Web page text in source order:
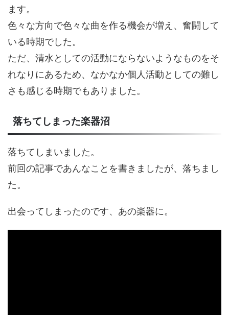
ます。
色々な方向で色々な曲を作る機会が増え、奮闘して
いる時期でした。
ただ、清水としての活動にならないようなものをそ
れなりにあるため、なかなか個人活動としての難し
さも感じる時期でもありました。
落ちてしまった楽器沼
落ちてしまいました。
前回の記事であんなことを書きましたが、落ちまし
た。
出会ってしまったのです、あの楽器に。